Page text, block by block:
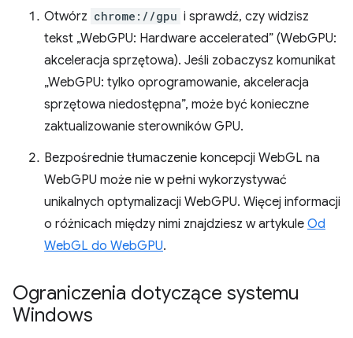
Otwórz chrome://gpu i sprawdź, czy widzisz
tekst „WebGPU: Hardware accelerated” (WebGPU:
akceleracja sprzętowa). Jeśli zobaczysz komunikat
„WebGPU: tylko oprogramowanie, akceleracja
sprzętowa niedostępna”, może być konieczne
zaktualizowanie sterowników GPU.
Bezpośrednie tłumaczenie koncepcji WebGL na
WebGPU może nie w pełni wykorzystywać
unikalnych optymalizacji WebGPU. Więcej informacji
o różnicach między nimi znajdziesz w artykule Od
WebGL do WebGPU.
Ograniczenia dotyczące systemu
Windows